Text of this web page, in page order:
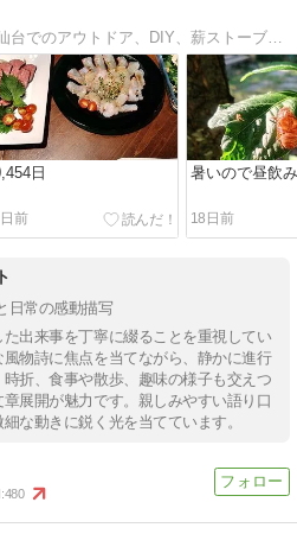
めざせスローライフ！！仙台でのアウトドア、DIY、薪ストーブ、日々の生活、愚痴等々を適当につづります。
日
前
暑いので昼飲み
18日前
日常の感動描写
出来事を丁寧に綴ることを重視してい
物詩に焦点を当てながら、静かに進行
折、食事や散歩、趣味の様子も交えつ
展開が魅力です。親しみやすい語り口
な動きに鋭く光を当てています。
480